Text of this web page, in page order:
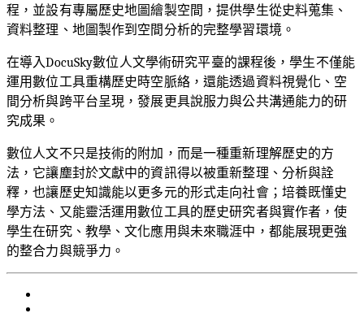
程，並設有專屬歷史地圖繪製空間，提供學生從史料蒐集、
資料整理、地圖製作到空間分析的完整學習環境。
在導入DocuSky數位人文學術研究平臺的課程後，學生不僅能
運用數位工具重構歷史時空脈絡，還能透過資料視覺化、空
間分析與跨平台呈現，發展更具說服力與公共溝通能力的研
究成果。
數位人文不只是技術的附加，而是一種重新理解歷史的方
法，它讓塵封於文獻中的資訊得以被重新整理、分析與詮
釋，也讓歷史知識能以更多元的形式走向社會；培養既懂史
學方法、又能靈活運用數位工具的歷史研究者與實作者，使
學生在研究、教學、文化應用與未來職涯中，都能展現更強
的整合力與競爭力。